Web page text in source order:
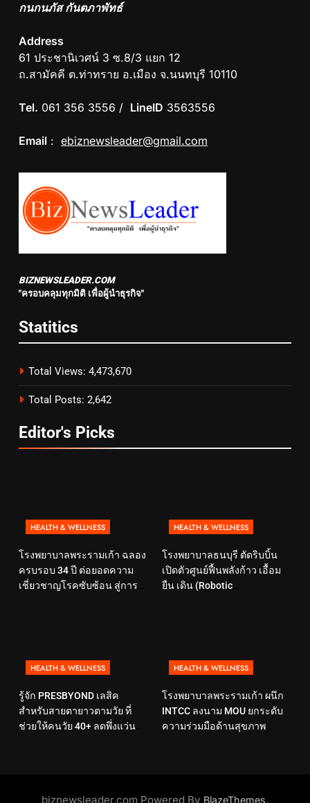
กนกนภัส กันตภาพัทธ์
Address
61 ประชานิเวศน์ 3 ซ.8/3 แยก 12
ถ.สามัคคี ต.ท่าทราย อ.เมือง จ.นนทบุรี 10110
Tel. 061 356 3556 / LineID 3563556
Email : ebiznewsleader@gmail.com
BIZNEWSLEADER.COM
"ครอบคลุมทุกมิติ เพื่อผู้นำธุรกิจ"
Statitics
Total Views: 4,473,670
Total Posts: 2,642
Editor's Picks
HEALTH & WELLNESS
โรงพยาบาลพระรามเก้า ฉลอง
ครบรอบ 34 ปี ต่อยอดความ
เชี่ยวชาญโรคซับซ้อน สู่การ
HEALTH & WELLNESS
โรงพยาบาลธนบุรี ตัดริบบิ้น
เปิดตัวศูนย์ฟื้นพลังก้าว เอื้อม
ยืน เดิน (Robotic
HEALTH & WELLNESS
รู้จัก PRESBYOND เลสิค
สำหรับสายตายาวตามวัย ที่
ช่วยให้คนวัย 40+ ลดพึ่งแว่น
HEALTH & WELLNESS
โรงพยาบาลพระรามเก้า ผนึก
INTCC ลงนาม MOU ยกระดับ
ความร่วมมือด้านสุขภาพ
biznewsleader.com Powered By BlazeThemes.